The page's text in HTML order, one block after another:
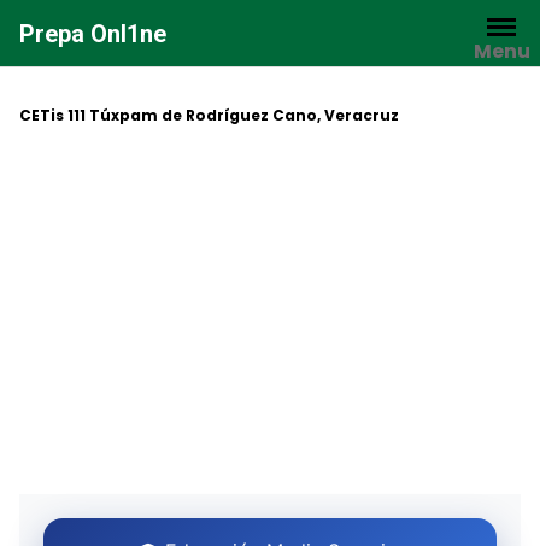
contenido
Prepa Onl1ne
Menu
CETis 111 Túxpam de Rodríguez Cano, Veracruz